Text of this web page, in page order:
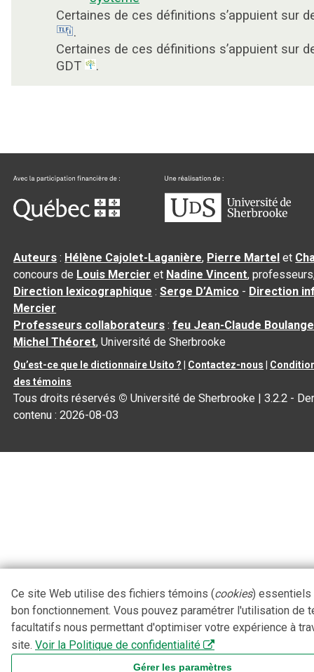
Certaines de ces définitions s’appuient sur
.
Certaines de ces définitions s’appuient sur
GDT
.
Auteurs : Hélène Cajolet-Laganière, Pierre Martel et
concours de Louis Mercier et Nadine Vincent,
Direction lexicographique :Serge D’Amico - Direction
Mercier
Professeurs collaborateurs :feu Jean-Claude
Michel Théoret, Université de Sherbrooke
Qu’est-ce que le dictionnaire Usito ? Contactez-nous
des témoins
Tous droits réservés © Université de Sherbrooke |3.2.2 -
contenu :2026-08-03
Ce site Web utilise des fichiers témoins (cookies) essentiels
bon fonctionnement. Vous pouvez paramétrer l'utilisation de
facultatifs nous permettant d'optimiser votre expérience à
site. Voir la Politique de confidentialité
Gérer les paramètres